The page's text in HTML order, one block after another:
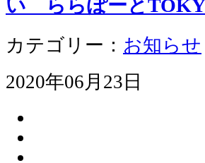
い ららぽーと
カテゴリー： お知らせ
2020年06月23日